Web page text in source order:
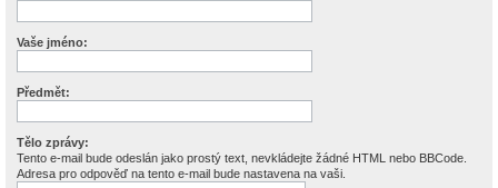
Vaše jméno:
Předmět:
Tělo zprávy:
Tento e-mail bude odeslán jako prostý text, nevkládejte žádné HTML nebo BBCode.
Adresa pro odpověď na tento e-mail bude nastavena na vaši.